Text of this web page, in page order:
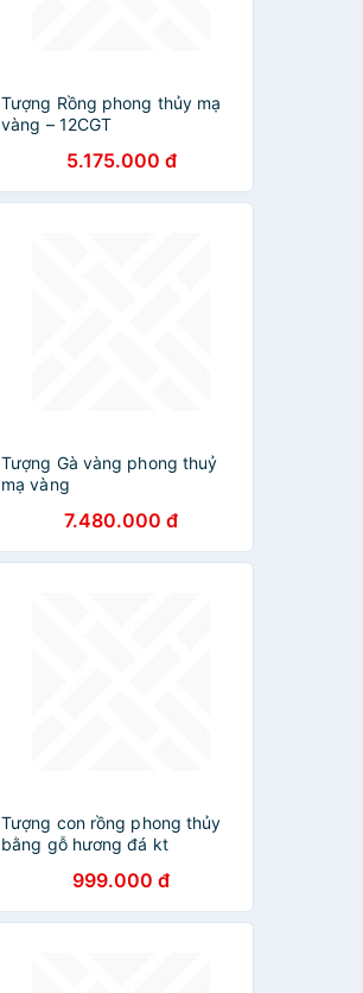
Tượng Rồng phong thủy mạ
vàng – 12CGT
5.175.000 đ
Tượng Gà vàng phong thuỷ
mạ vàng
7.480.000 đ
Tượng con rồng phong thủy
bằng gỗ hương đá kt
999.000 đ